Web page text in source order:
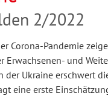
2/2022
Corona-Pandemie
Erwachsenen- und
der Ukraine erschwert
eine erste